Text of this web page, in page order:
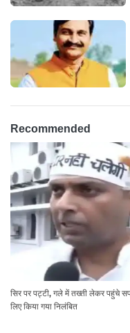
Recommended
सिर पर पट्टी, गले में तख्ती लेकर पहुंचे
लिए किया गया निलंबित